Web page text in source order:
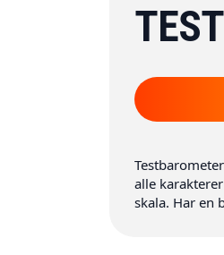
alle
skala. Har en